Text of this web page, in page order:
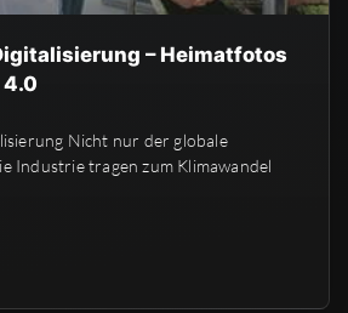
– Heimatfotos
Nicht nur der globale
Industrie tragen zum Klimawandel